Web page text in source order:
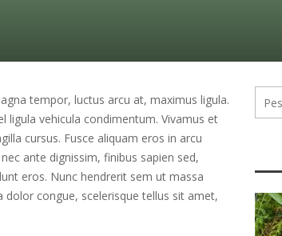
tempor, luctus arcu at, maximus ligula.
ligula vehicula condimentum. Vivamus et
cursus. Fusce aliquam eros in arcu
ante dignissim, finibus sapien sed,
eros. Nunc hendrerit sem ut massa
dolor congue, scelerisque tellus sit amet,